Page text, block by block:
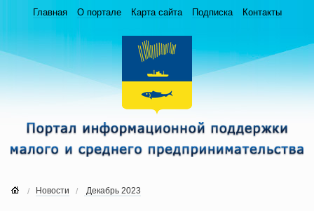
Главная О портале Карта сайта Подписка Контакты
Новости Декабрь 2023